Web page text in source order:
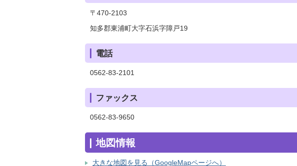
〒470-2103
知多郡東浦町大字石浜字障戸19
電話
0562-83-2101
ファックス
0562-83-9650
地図情報
大きな地図を見る（GoogleMapページへ）